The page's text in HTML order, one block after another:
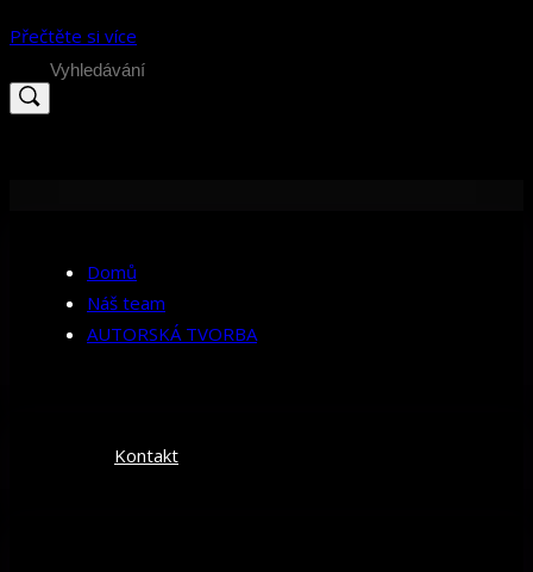
Přečtěte si více
Search
for:
Domů
Náš team
AUTORSKÁ TVORBA
Kontakt